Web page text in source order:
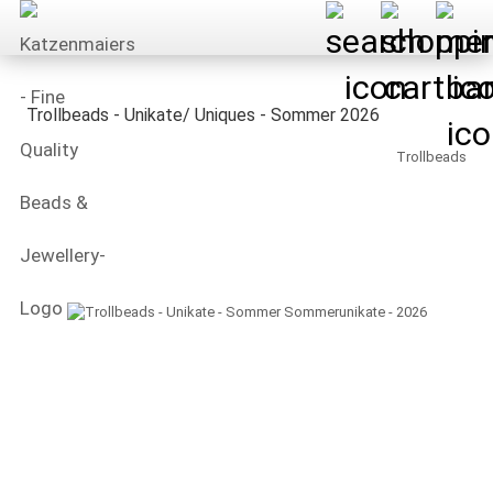
Trollbeads - Unikate/ Uniques - Sommer 2026
Trollbeads